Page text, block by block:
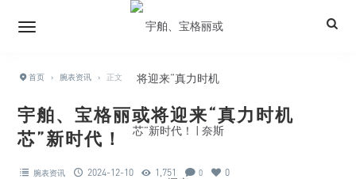
首页 › 腕表资讯 › 正文
宇舶、宝格丽或将迎来“真力时机
芯”新时代！
腕表资讯 2024-12-10 1,751 0 0